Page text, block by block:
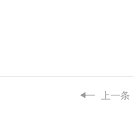
上一条